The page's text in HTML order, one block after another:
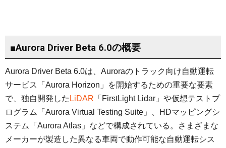
■Aurora Driver Beta 6.0の概要
Aurora Driver Beta 6.0は、Auroraのトラック向け自動運転
サービス「Aurora Horizon」を開始するための重要な要素
で、独自開発した LiDAR 「FirstLight Lidar」や仮想テストプ
ログラム「Aurora Virtual Testing Suite」、HDマッピングシ
ステム「Aurora Atlas」などで構成されている。さまざまな
メーカーが製造した異なる車両で動作可能な自動運転シス